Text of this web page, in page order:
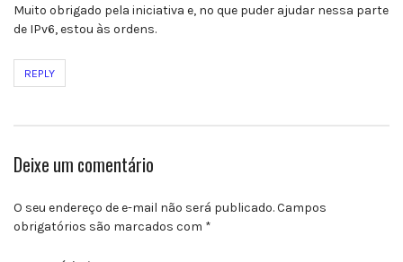
Muito obrigado pela iniciativa e, no que puder ajudar nessa parte
de IPv6, estou às ordens.
REPLY
Deixe um comentário
O seu endereço de e-mail não será publicado.Campos
obrigatórios são marcados com *